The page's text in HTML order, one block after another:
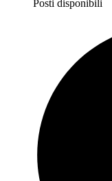
Posti disponibili